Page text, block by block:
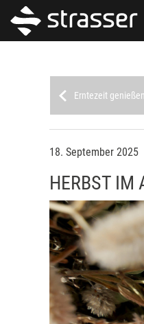
Erntezeit
18. September 2025
HERBST IM